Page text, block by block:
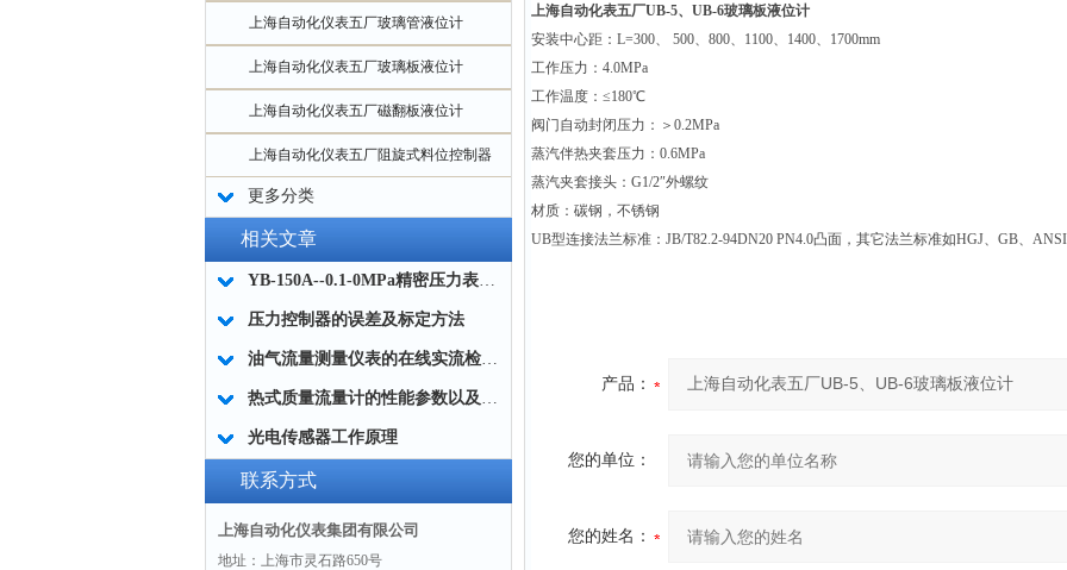
上海自动化仪表五厂玻璃管液位计
上海自动化仪表五厂玻璃板液位计
上海自动化仪表五厂磁翻板液位计
上海自动化仪表五厂阻旋式料位控制器
更多分类
相关文章
YB-150A--0.1-0MPa精密压力表的结构原理
压力控制器的误差及标定方法
油气流量测量仪表的在线实流检定问题
热式质量流量计的性能参数以及技术应用
光电传感器工作原理
联系方式
上海自动化仪表集团有限公司
地址：上海市灵石路650号
上海自动化表五厂UB-5、UB-6玻璃板液位计
安装中心距：L=300、 500、800、1100、1400、1700mm
工作压力：4.0MPa
工作温度：≤180℃
阀门自动封闭压力：＞0.2MPa
蒸汽伴热夹套压力：0.6MPa
蒸汽夹套接头：G1/2″外螺纹
材质：碳钢，不锈钢
UB型连接法兰标准：JB/T82.2-94DN20 PN4.0凸面，其它法兰标准如HGJ、GB、
产品：
您的单位：
您的姓名：